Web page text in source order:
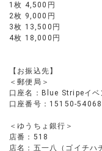
1枚 4,500円
2枚 9,000円
3枚 13,500円
4枚 18,000円
【お振込先】
＜郵便局＞
口座名：Blue Stripeイベ
口座番号：15150-
＜ゆうちょ銀行＞
店番：518
店名：五一八（ゴイチハ